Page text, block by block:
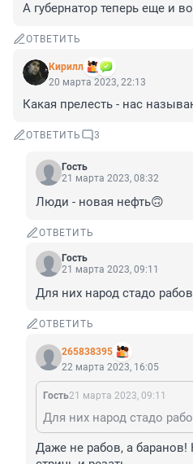
А губернатор теперь еще и
ОТВЕТИТЬ
Киpилл
20 марта 2023, 22:13
Какая прелесть - нас
ОТВЕТИТЬ 3
Гость
21 марта 2023, 08:32
Люди - новая нефть🙃
ОТВЕТИТЬ
Гость
21 марта 2023, 09:11
Для них народ стадо рабов
ОТВЕТИТЬ
265838395
22 марта 2023, 16:05
Гость21 марта 2023, 09:11
Для них народ стадо
Даже не рабов, а